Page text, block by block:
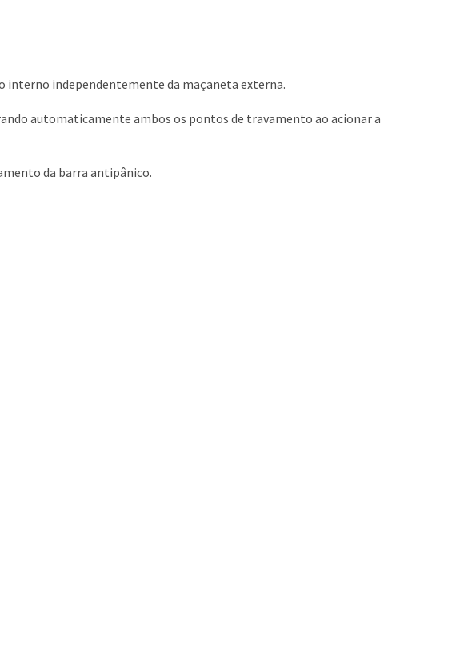
interno independentemente da maçaneta externa.
automaticamente ambos os pontos de travamento ao acionar a
da barra antipânico.